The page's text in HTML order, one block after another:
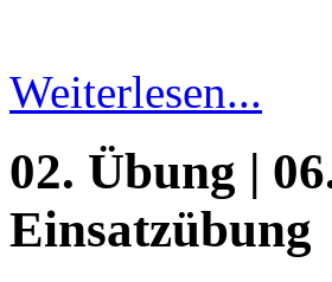
Weiterlesen...
02. Übung |
Einsatzübung